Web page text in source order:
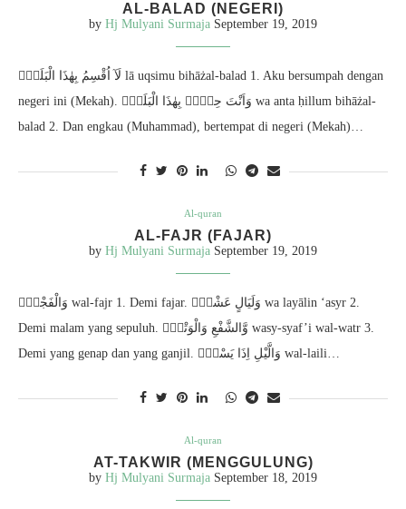
AL-BALAD (NEGERI)
by Hj Mulyani Surmaja September 19, 2019
لَآ اُقْسِمُ بِهٰذَا الْبَلَدِۙ lā uqsimu bihāżal-balad 1. Aku bersumpah dengan
negeri ini (Mekah). وَاَنْتَ حِلٌّۢ بِهٰذَا الْبَلَدِۙ wa anta ḥillum bihāżal-
balad 2. Dan engkau (Muhammad), bertempat di negeri (Mekah)…
Al-quran
AL-FAJR (FAJAR)
by Hj Mulyani Surmaja September 19, 2019
وَالْفَجْرِۙ wal-fajr 1. Demi fajar. وَلَيَالٍ عَشْرٍۙ wa layālin ‘asyr 2.
Demi malam yang sepuluh. وَّالشَّفْعِ وَالْوَتْرِۙ wasy-syaf’i wal-watr 3.
Demi yang genap dan yang ganjil. وَالَّيْلِ اِذَا يَسْرِۚ wal-laili…
Al-quran
AT-TAKWIR (MENGGULUNG)
by Hj Mulyani Surmaja September 18, 2019